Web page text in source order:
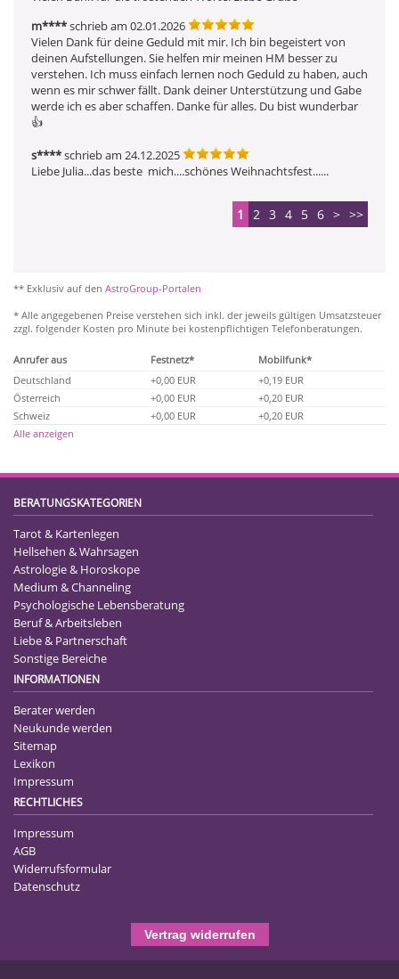
m****schrieb am 02.01.2026
Vielen Dank für deine Geduld mit mir. Ich bin begeistert von
deinen Aufstellungen. Sie helfen mir meinen HM besser zu
verstehen. Ich muss einfach lernen noch Geduld zu haben, auch
wenn es mir schwer fällt. Dank deiner Unterstützung und Gabe
werde ich es aber schaffen. Danke für alles. Du bist wunderbar
👍
s****schrieb am 24.12.2025
Liebe Julia...das beste  mich....schönes Weihnachtsfest......
1 2 3 4 5 6 > >>
** Exklusiv auf den AstroGroup-Portalen
* Alle angegebenen Preise verstehen sich inkl. der jeweils gültigen Umsatzsteuer
zzgl. folgender Kosten pro Minute bei kostenpflichtigen Telefonberatungen.
Anrufer aus Festnetz*
Mobilfunk*
Deutschland
+0,00 EUR
+0,19 EUR
Österreich
+0,00 EUR
+0,20 EUR
Schweiz
+0,00 EUR
+0,20 EUR
Alle anzeigen
BERATUNGSKATEGORIEN
Tarot & Kartenlegen
Hellsehen & Wahrsagen
Astrologie & Horoskope
Medium & Channeling
Psychologische Lebensberatung
Beruf & Arbeitsleben
Liebe & Partnerschaft
Sonstige Bereiche
INFORMATIONEN
Berater werden
Neukunde werden
Sitemap
Lexikon
Impressum
RECHTLICHES
Impressum
AGB
Widerrufsformular
Datenschutz
Vertrag widerrufen